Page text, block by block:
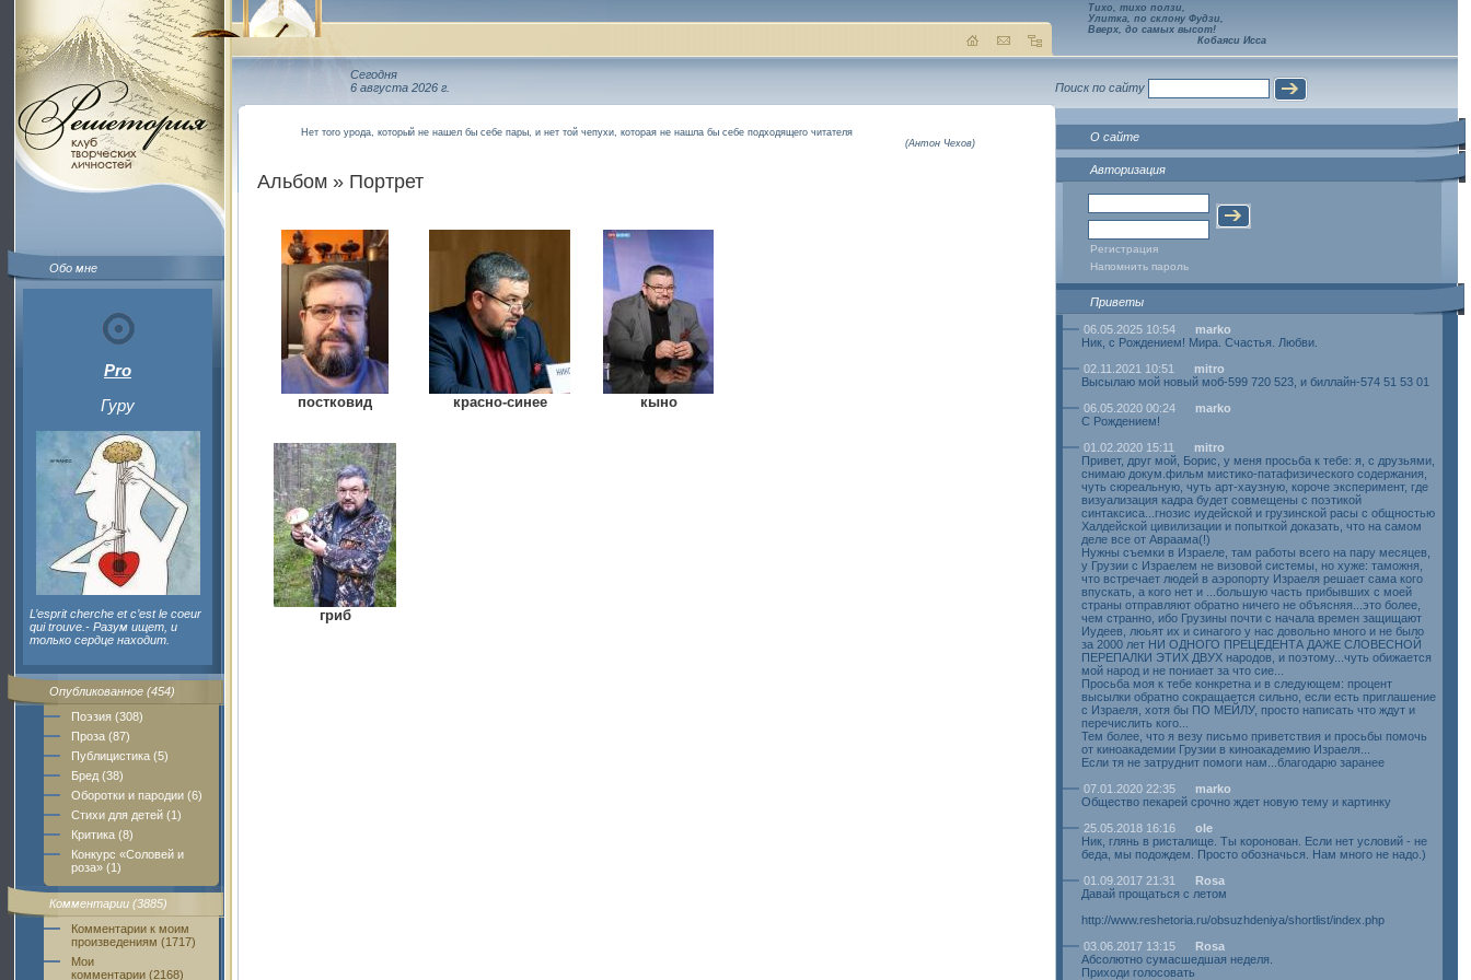
Обо мне
Pro
Гуру
L’esprit cherche et c’est le coeur
qui trouve.- Разум ищет, и
только сердце находит.
Опубликованное (454)
Поэзия (308)
Проза (87)
Публицистика (5)
Бред (38)
Оборотки и пародии (6)
Стихи для детей (1)
Критика (8)
Конкурс «Соловей и
роза» (1)
Комментарии (3885)
Комментарии к моим
произведениям (1717)
Мои
комментарии (2168)
Сегодня
6 августа 2026 г.
Нет того урода, который не нашел бы себе пары, и нет той чепухи, которая не нашла бы себе подходящего читателя
(Антон Чехов)
Альбом » Портрет
постковид красно-синее кыно
гриб
Тихо, тихо ползи,
Улитка, по склону Фудзи,
Вверх, до самых высот!
Кобаяси Исса
Поиск по сайту
О сайте
Авторизация
Регистрация
Напомнить пароль
Приветы
06.05.2025 10:54
marko
Ник, с Рождением! Мира. Счастья. Любви.
02.11.2021 10:51
mitro
Высылаю мой новый моб-599 720 523, и биллайн-574 51 53 01
06.05.2020 00:24
marko
С Рождением!
01.02.2020 15:11
mitro
Привет, друг мой, Борис, у меня просьба к тебе: я, с друзьями,
снимаю докум.фильм мистико-патафизического содержания,
чуть сюреальную, чуть арт-хаузную, короче эксперимент, где
визуализация кадра будет совмещены с поэтикой
синтаксиса...гнозис иудейской и грузинской расы с общностью
Халдейской цивилизации и попыткой доказать, что на самом
деле все от Авраама(!)
Нужны съемки в Израеле, там работы всего на пару месяцев,
у Грузии с Израелем не визовой системы, но хуже: таможня,
что встречает людей в аэропорту Израеля решает сама кого
впускать, а кого нет и ...большую часть прибывших с моей
страны отправляют обратно ничего не объясняя...это более,
чем странно, ибо Грузины почти с начала времен защищают
Иудеев, люьят их и синагого у нас довольно много и не было
за 2000 лет НИ ОДНОГО ПРЕЦЕДЕНТА ДАЖЕ СЛОВЕСНОЙ
ПЕРЕПАЛКИ ЭТИХ ДВУХ народов, и поэтому...чуть обижается
мой народ и не пониает за что сие...
Просьба моя к тебе конкретна и в следующем: процент
высылки обратно сокращается сильно, если есть приглашение
с Израеля, хотя бы ПО МЕЙЛУ, просто написать что ждут и
перечислить кого...
Тем более, что я везу письмо приветствия и просьбы помочь
от киноакадемии Грузии в киноакадемию Израеля...
Если тя не затруднит помоги нам...благодарю заранее
07.01.2020 22:35
marko
Общество пекарей срочно ждет новую тему и картинку
25.05.2018 16:16
ole
Ник, глянь в ристалище. Ты коронован. Если нет условий - не
беда, мы подождем. Просто обозначься. Нам много не надо.)
01.09.2017 21:31
Rosa
Давай прощаться с летом
http://www.reshetoria.ru/obsuzhdeniya/shortlist/index.php
03.06.2017 13:15
Rosa
Абсолютно сумасшедшая неделя.
Приходи голосовать